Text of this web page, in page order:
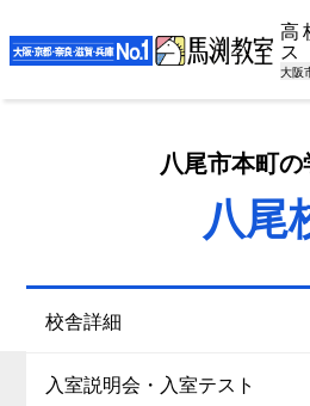
高
ス
大阪
八尾市本町
八尾
校舎詳細
入室説明会・入室テスト